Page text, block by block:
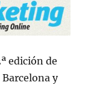
edición de
y